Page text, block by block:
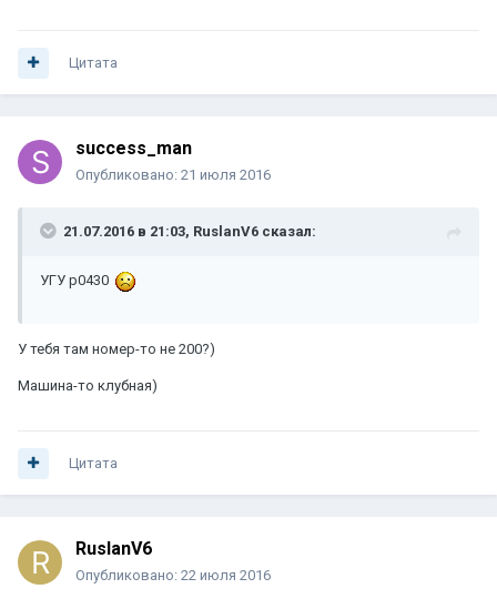
Цитата
success_man
Опубликовано: 21 июля 2016
21.07.2016 в 21:03, RuslanV6 сказал:
УГУ p0430
У тебя там номер-то не 200?)
Машина-то клубная)
Цитата
RuslanV6
Опубликовано: 22 июля 2016